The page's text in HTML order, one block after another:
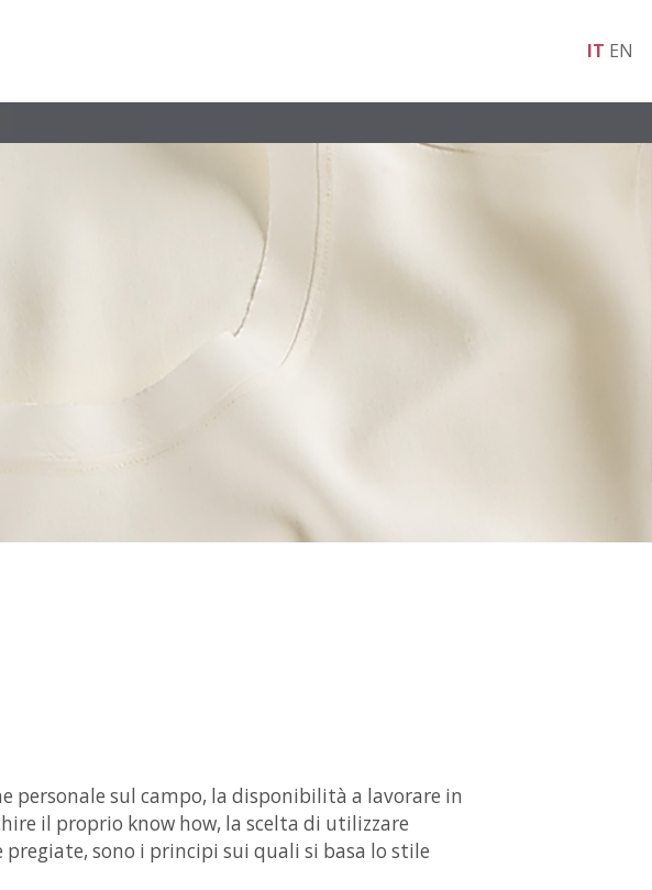
IT EN
personale sul campo, la disponibilità a lavorare in
il proprio know how, la scelta di utilizzare
sono i principi sui quali si basa lo stile